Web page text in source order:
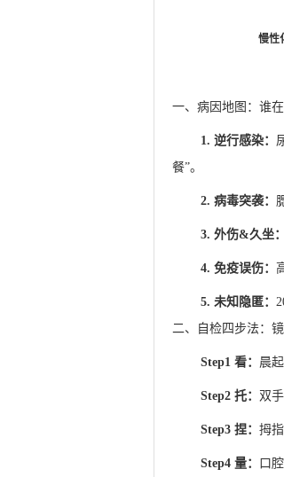
慢性
一、病因地图：谁
1. 逆行感染：
餐”。
2. 病毒突袭：
3. 外伤&久坐：
4. 免疫误伤：
5. 未知隐匿：
二、自检四步法：
Step1 看： 晨
Step2 托： 双
Step3 捏： 拇
Step4 量： 口